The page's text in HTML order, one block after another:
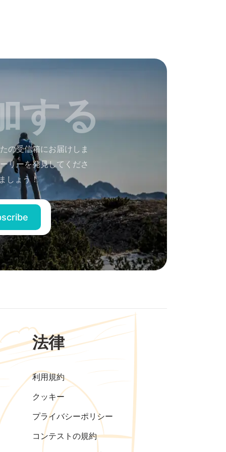
する
の受信箱にお届けしま
リーを発見してくださ
しょう！
法律
利用規約
クッキー
プライバシーポリシー
コンテストの規約